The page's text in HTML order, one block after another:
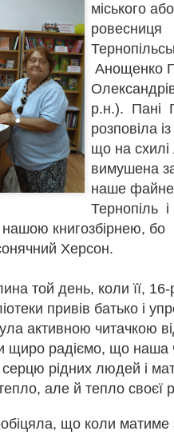
міського
ровесниця
Анощенко
р.н.). Пані
розповіла
що на схилі
вимушена
наше файне
Тернопіль
книгозбірнею, бо
Херсон.
той день, коли її, 16-
привів батько і
активною читачкою
щиро радіємо, що наша
серцю рідних людей і
але й тепло своєї
що коли матиме